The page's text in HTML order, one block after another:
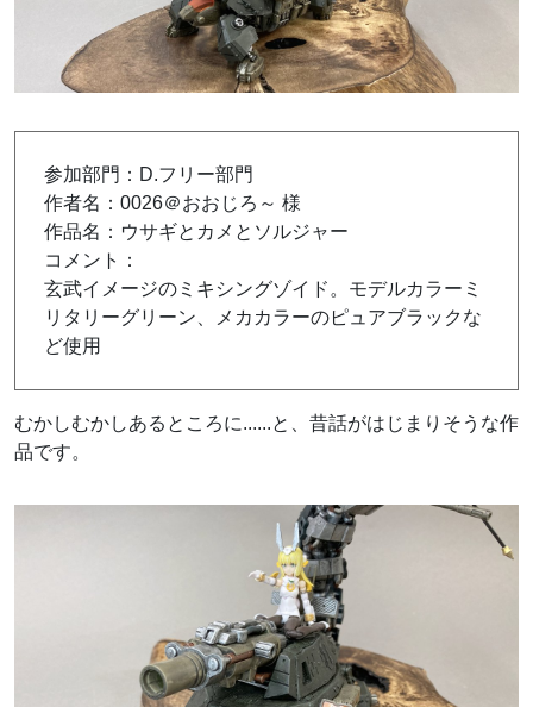
参加部門：D.フリー部門
作者名：0026＠おおじろ～ 様
作品名：ウサギとカメとソルジャー
コメント：
玄武イメージのミキシングゾイド。モデルカラーミ
リタリーグリーン、メカカラーのピュアブラックな
ど使用
むかしむかしあるところに......と、昔話がはじまりそうな作
品です。